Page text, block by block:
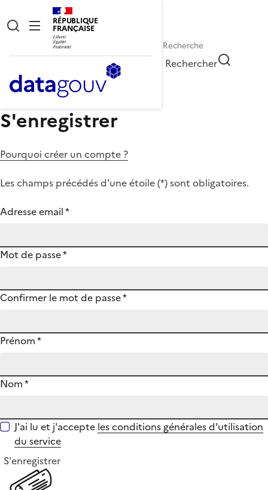
RÉPUBLIQUE
FRANÇAISE
Rechercher
S'enregistrer
Pourquoi créer un compte ?
Les champs précédés d'une étoile (*) sont obligatoires.
Adresse email*
Mot de passe*
Confirmer le mot de passe*
Prénom*
Nom*
J'ai lu et j'accepte les conditions générales d'utilisation
du service
S'enregistrer